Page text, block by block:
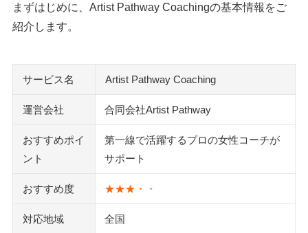
まずはじめに、Artist Pathway Coachingの基本情報をご
紹介します。
サービス名 Artist Pathway Coaching
運営会社 合同会社Artist Pathway
おすすめポイ
ント
第一線で活躍するプロの女性コーチが
サポート
おすすめ度 ★★★・・
対応地域 全国